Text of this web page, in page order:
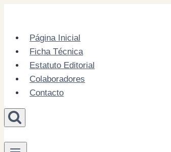
contentPágina Inicial
Ficha Técnica
Estatuto Editorial
Colaboradores
Contacto